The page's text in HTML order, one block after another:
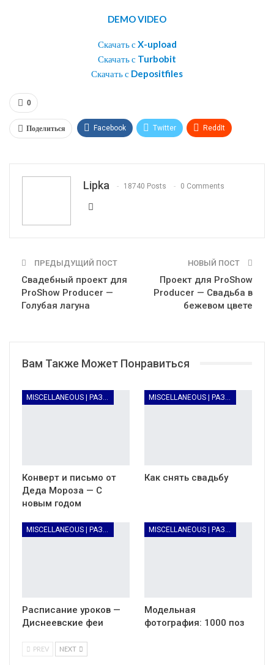
DEMO VIDEO
Скачать с X-upload
Скачать с Turbobit
Скачать с Depositfiles
0
Поделиться Facebook Twitter ReddIt
Lipka 18740 Posts 0 Comments
ПРЕДЫДУЩИЙ ПОСТ
Свадебный проект для
ProShow Producer —
Голубая лагуна
НОВЫЙ ПОСТ
Проект для ProShow
Producer — Свадьба в
бежевом цвете
Вам Также Может Понравиться
Конверт и письмо от
Деда Мороза — С
новым годом
Как снять свадьбу
MISCELLANEOUS | РАЗНОЕ
Расписание уроков —
Диснеевские феи
MISCELLANEOUS | РАЗНОЕ
Модельная
фотография: 1000 поз
PREV NEXT